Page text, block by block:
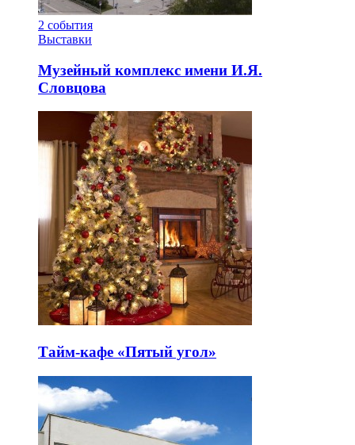
2 события
Выставки
Музейный комплекс имени И.Я.
Словцова
Тайм-кафе «Пятый угол»